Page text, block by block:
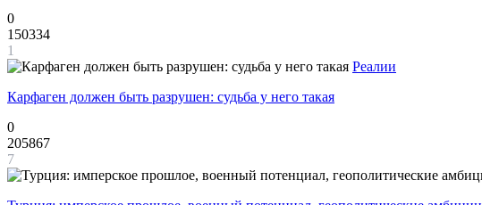
0
150334
1
Реалии
Карфаген должен быть разрушен: судьба у него такая
0
205867
7